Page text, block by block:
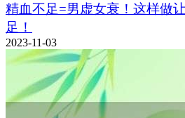
精血不足=男虚女衰！这样做
足！
2023-11-03